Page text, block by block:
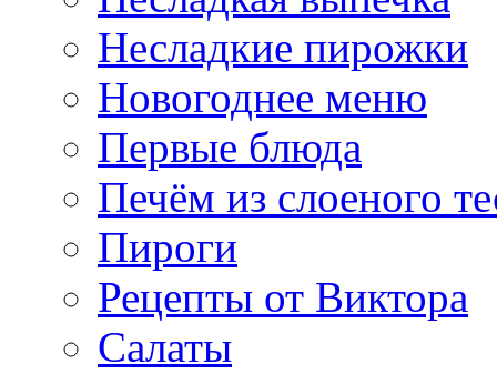
Несладкие пирожки
Новогоднее меню
Первые блюда
Печём из слоеного
Пироги
Рецепты от Виктора
Салаты